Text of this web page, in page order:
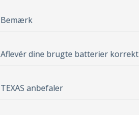
Bemærk
Aflevér dine brugte batterier korrekt
TEXAS anbefaler